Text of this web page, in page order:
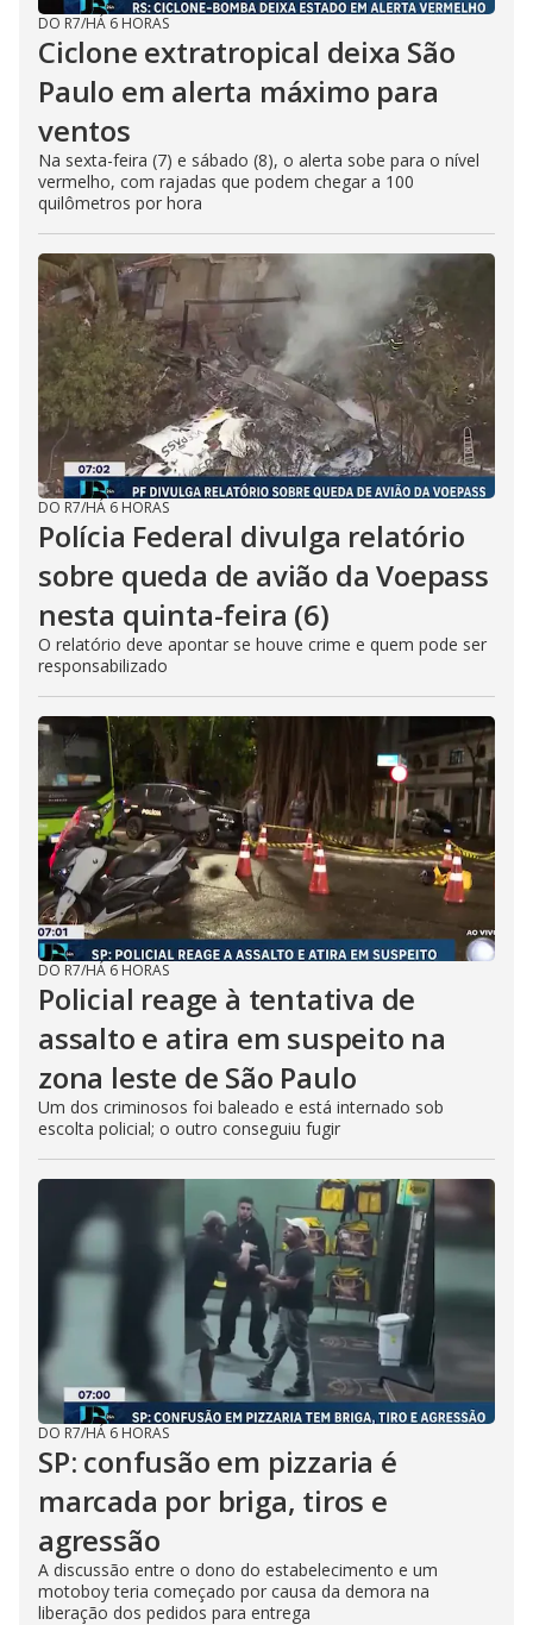
DO R7/HÁ 6 HORAS
Ciclone extratropical deixa São
Paulo em alerta máximo para
ventos
Na sexta-feira (7) e sábado (8), o alerta sobe para o nível
vermelho, com rajadas que podem chegar a 100
quilômetros por hora
DO R7/HÁ 6 HORAS
Polícia Federal divulga relatório
sobre queda de avião da Voepass
nesta quinta-feira (6)
O relatório deve apontar se houve crime e quem pode ser
responsabilizado
DO R7/HÁ 6 HORAS
Policial reage à tentativa de
assalto e atira em suspeito na
zona leste de São Paulo
Um dos criminosos foi baleado e está internado sob
escolta policial; o outro conseguiu fugir
DO R7/HÁ 6 HORAS
SP: confusão em pizzaria é
marcada por briga, tiros e
agressão
A discussão entre o dono do estabelecimento e um
motoboy teria começado por causa da demora na
liberação dos pedidos para entrega